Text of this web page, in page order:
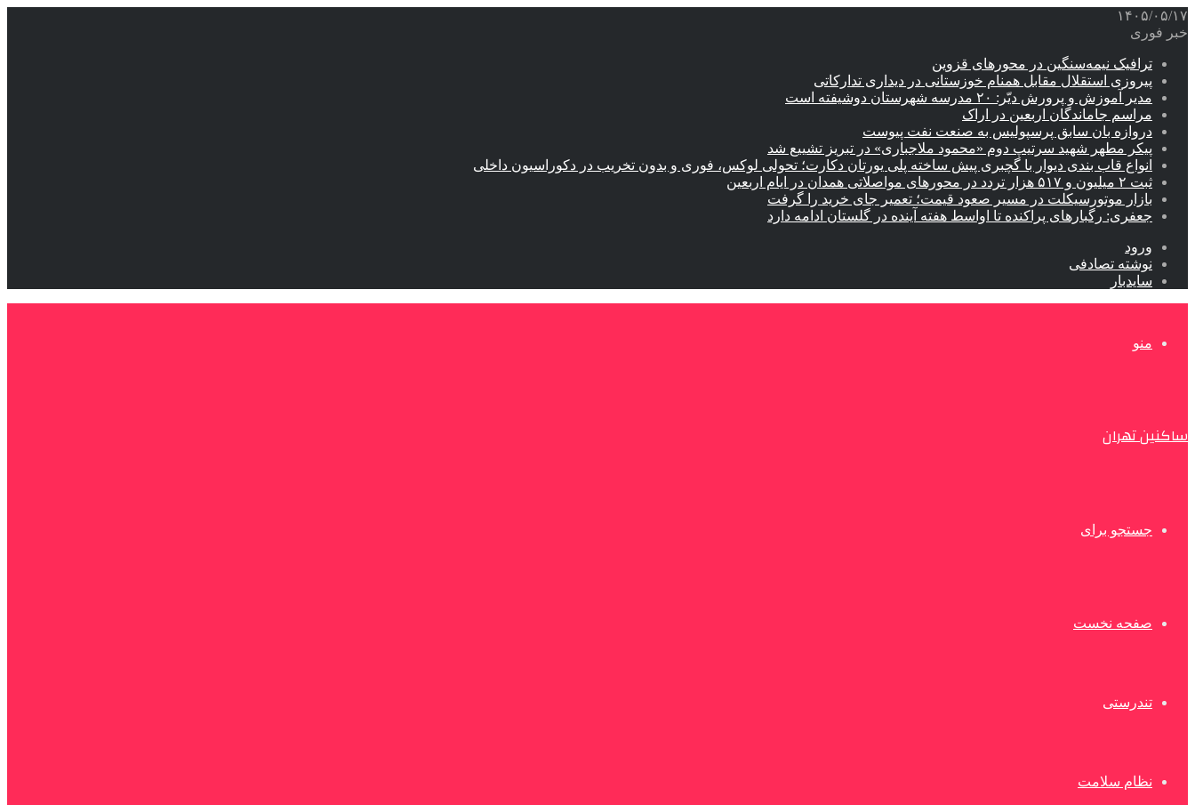
۱۴۰۵/۰۵/۱۷
خبر فوری
ترافیک نیمه‌سنگین در محورهای قزوین
پیروزی استقلال مقابل همنام خوزستانی در دیداری تدارکاتی
مدیر آموزش و پرورش دیّر: ۲۰ مدرسه شهرستان دوشیفته است
مراسم جاماندگان اربعین در اراک
دروازه بان سابق پرسپولیس به صنعت نفت پیوست
پیکر مطهر شهید سرتیپ دوم «محمود ملاجباری» در تبریز تشییع شد
انواع قاب بندی دیوار با گچبری پیش ساخته پلی یورتان دکارت؛ تحولی لوکس، فوری و بدون تخریب در دکوراسیون داخلی
ثبت ۲ میلیون و ۵۱۷ هزار تردد در محورهای مواصلاتی همدان در ایام اربعین
بازار موتورسیکلت در مسیر صعود قیمت؛ تعمیر جای خرید را گرفت
جعفری: رگبارهای پراکنده تا اواسط هفته آینده در گلستان ادامه دارد
ورود
نوشته تصادفی
سایدبار
منو
ساکنین تهران
جستجو برای
صفحه نخست
تندرستی
نظام سلامت